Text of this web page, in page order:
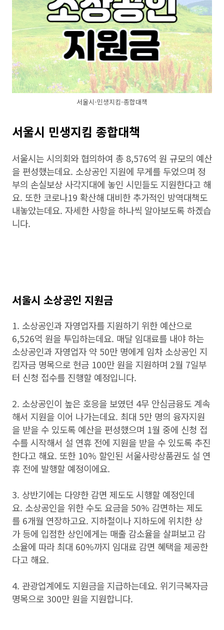
서울시-민생지킴-종합대책
서울시 민생지킴 종합대책
서울시는 시의회와 협의하여 총 8,576억 원 규모의 예산
을 편성했는데요. 소상공인 지원에 무게를 두었으며 정
부의 손실보상 사각지대에 놓인 시민들도 지원한다고 해
요. 또한 코로나19 확산해 대비한 추가적인 방역대책도
내놓았는데요. 자세한 사항을 하나씩 알아보도록 하겠습
니다.
서울시 소상공인 지원금
1. 소상공인과 자영업자를 지원하기 위한 예산으로
6,526억 원을 투입하는데요. 매달 임대료를 내야 하는
소상공인과 자영업자 약 50만 명에게 임차 소상공인 지
킴자금 명목으로 현금 100만 원을 지원하며 2월 7일부
터 신청 접수를 진행할 예정입니다.
2. 소상공인이 높은 호응을 보였던 4무 안심금융도 계속
해서 지원을 이어 나가는데요. 최대 5만 명의 융자지원
을 받을 수 있도록 예산을 편성했으며 1월 중에 신청 접
수를 시작해서 설 연휴 전에 지원을 받을 수 있도록 추진
한다고 해요. 또한 10% 할인된 서울사랑상품권도 설 연
휴 전에 발행할 예정이에요.
3. 상반기에는 다양한 감면 제도도 시행할 예정인데
요. 소상공인을 위한 수도 요금을 50% 감면하는 제도
를 6개월 연장하고요. 지하철이나 지하도에 위치한 상
가 등에 입점한 상인에게는 매출 감소율을 살펴보고 감
소율에 따라 최대 60%까지 임대료 감면 혜택을 제공한
다고 해요.
4. 관광업계에도 지원금을 지급하는데요. 위기극복자금
명목으로 300만 원을 지원합니다.